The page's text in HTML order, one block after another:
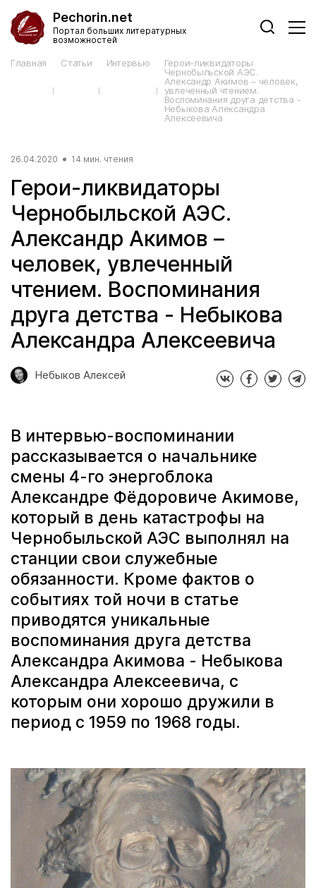
Pechorin.net
Портал больших литературных
возможностей
Главная Статьи Интервью
Герои-ликвидаторы
Чернобыльской АЭС.
Александр Акимов – человек,
увлеченный чтением.
Воспоминания друга детства -
Небыкова Александра
Алексеевича
Герои-ликвидаторы
Чернобыльской АЭС.
Александр Акимов –
человек, увлеченный
чтением. Воспоминания
друга детства - Небыкова
Александра Алексеевича
26.04.2020 14 мин. чтения
Небыков Алексей
В интервью-воспоминании
рассказывается о начальнике
смены 4-го энергоблока
Александре Фёдоровиче Акимове,
который в день катастрофы на
Чернобыльской АЭС выполнял на
станции свои служебные
обязанности. Кроме фактов о
событиях той ночи в статье
приводятся уникальные
воспоминания друга детства
Александра Акимова - Небыкова
Александра Алексеевича, с
которым они хорошо дружили в
период с 1959 по 1968 годы.